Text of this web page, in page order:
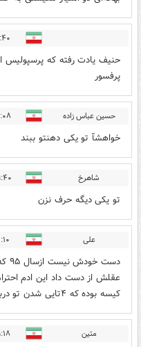
۱۹:۴۰ -
حنیف یادت رفته که پرسپولیس
پرفسور
حسین عباس زاده ۲۱:۰۸ -
خواهشآ تو یکی دهنتو ببند
شاهرخ ۰۹:۴۰ -
تو یکی دیگه حرف نزن
علی ۱۰:۱۰ -
عقلش از دست داد این ادم
کیسه بوده که ۴تایی شدن تو دربی لمس کرده این همه سوزش از اونه
متین ۱۵:۱۸ -